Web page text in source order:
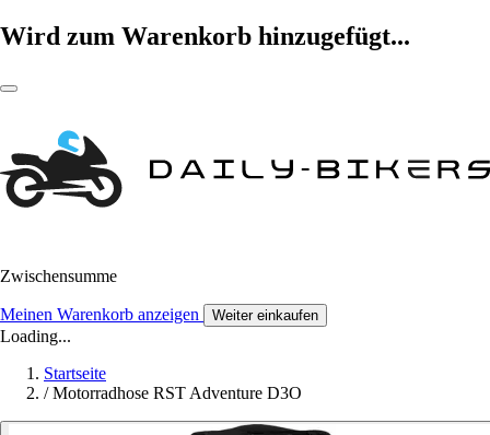
Wird zum Warenkorb hinzugefügt...
Zwischensumme
Meinen Warenkorb anzeigen Weiter einkaufen
Loading...
Startseite
/ Motorradhose RST Adventure D3O